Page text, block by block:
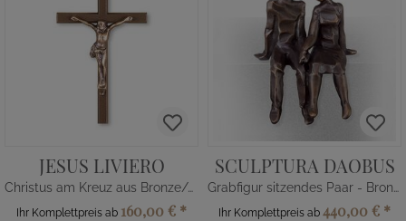
JESUS LIVIERO
Christus am Kreuz aus Bronze/Alu
Ihr Komplettpreis ab 160,00 € *
SCULPTURA DAOBUS
Grabfigur sitzendes Paar - Bronze/Alu
Ihr Komplettpreis ab 440,00 € *